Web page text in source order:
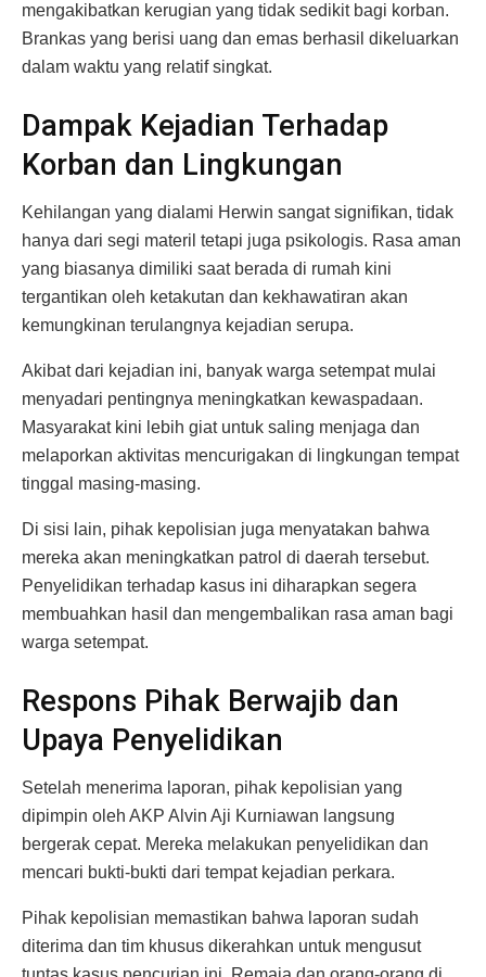
mengakibatkan kerugian yang tidak sedikit bagi korban.
Brankas yang berisi uang dan emas berhasil dikeluarkan
dalam waktu yang relatif singkat.
Dampak Kejadian Terhadap
Korban dan Lingkungan
Kehilangan yang dialami Herwin sangat signifikan, tidak
hanya dari segi materil tetapi juga psikologis. Rasa aman
yang biasanya dimiliki saat berada di rumah kini
tergantikan oleh ketakutan dan kekhawatiran akan
kemungkinan terulangnya kejadian serupa.
Akibat dari kejadian ini, banyak warga setempat mulai
menyadari pentingnya meningkatkan kewaspadaan.
Masyarakat kini lebih giat untuk saling menjaga dan
melaporkan aktivitas mencurigakan di lingkungan tempat
tinggal masing-masing.
Di sisi lain, pihak kepolisian juga menyatakan bahwa
mereka akan meningkatkan patrol di daerah tersebut.
Penyelidikan terhadap kasus ini diharapkan segera
membuahkan hasil dan mengembalikan rasa aman bagi
warga setempat.
Respons Pihak Berwajib dan
Upaya Penyelidikan
Setelah menerima laporan, pihak kepolisian yang
dipimpin oleh AKP Alvin Aji Kurniawan langsung
bergerak cepat. Mereka melakukan penyelidikan dan
mencari bukti-bukti dari tempat kejadian perkara.
Pihak kepolisian memastikan bahwa laporan sudah
diterima dan tim khusus dikerahkan untuk mengusut